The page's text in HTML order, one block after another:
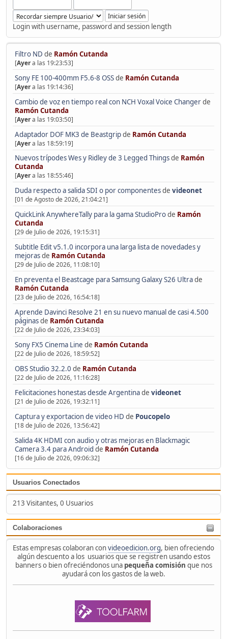
Login with username, password and session length
Filtro ND de Ramón Cutanda
[Ayera las 19:23:53]
Sony FE 100-400mm F5.6-8 OSSde Ramón Cutanda
[Ayera las 19:14:36]
Cambio de voz en tiempo real con NCH Voxal Voice Changerde
Ramón Cutanda
[Ayera las 19:03:50]
Adaptador DOF MK3 de Beastgripde Ramón Cutanda
[Ayera las 18:59:19]
Nuevos trípodes Wes y Ridley de 3 Legged Thingsde Ramón
Cutanda
[Ayera las 18:55:46]
Duda respecto a salida SDI o por componentesde videonet
[01 de Agosto de 2026, 21:04:21]
QuickLink AnywhereTally para la gama StudioProde Ramón
Cutanda
[29 de Julio de 2026, 19:15:31]
Subtitle Edit v5.1.0 incorpora una larga lista de novedades y
mejorasde Ramón Cutanda
[29 de Julio de 2026, 11:08:10]
En preventa el Beastcage para Samsung Galaxy S26 Ultrade
Ramón Cutanda
[23 de Julio de 2026, 16:54:18]
Aprende Davinci Resolve 21 en su nuevo manual de casi 4.500
páginasde Ramón Cutanda
[22 de Julio de 2026, 23:34:03]
Sony FX5 Cinema Line de Ramón Cutanda
[22 de Julio de 2026, 18:59:52]
OBS Studio 32.2.0 de Ramón Cutanda
[22 de Julio de 2026, 11:16:28]
Felicitaciones honestas desde Argentinade videonet
[21 de Julio de 2026, 19:32:11]
Captura y exportacion de video HD de Poucopelo
[18 de Julio de 2026, 13:56:42]
Salida 4K HDMI con audio y otras mejoras en Blackmagic
Camera 3.4 para Android de Ramón Cutanda
[16 de Julio de 2026, 09:06:32]
Usuarios Conectados
213 Visitantes, 0 Usuarios
Colaboraciones
Estas empresas colaboran convideoedicion.org, bien ofreciendo
algún descuento a los usuarios que se registren usando estos
banners o bien ofreciéndonos una pequeña comisión que nos
ayudará con los gastos de la web.